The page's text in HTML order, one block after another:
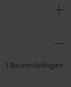
1 Beoordelingen